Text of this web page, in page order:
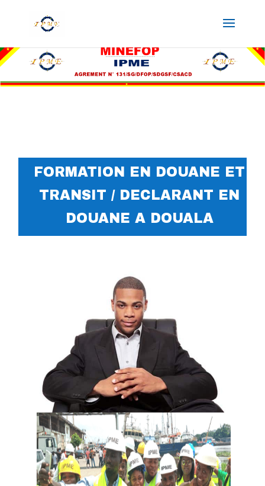
FORMATION EN DOUANE ET
TRANSIT / DECLARANT EN
DOUANE A DOUALA